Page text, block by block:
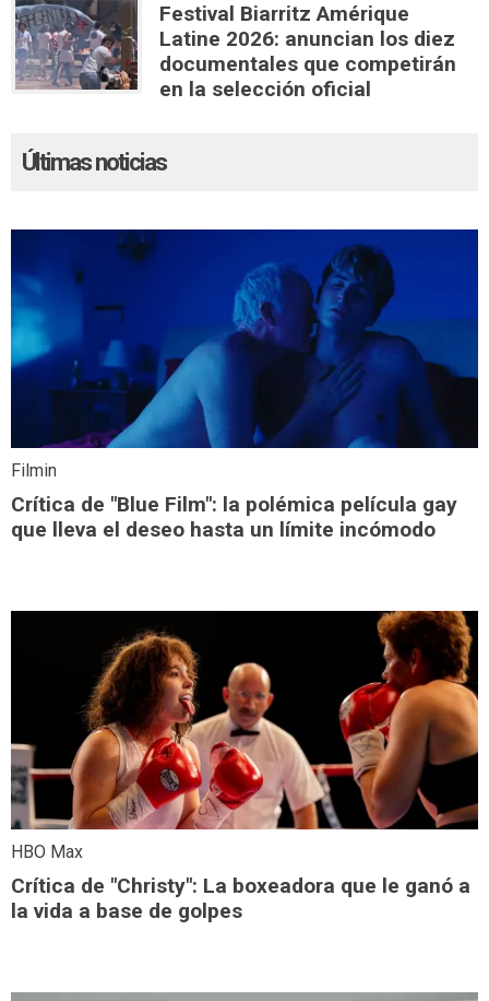
Festival Biarritz Amérique
Latine 2026: anuncian los diez
documentales que competirán
en la selección oficial
Últimas noticias
Filmin
Crítica de "Blue Film": la polémica película gay
que lleva el deseo hasta un límite incómodo
HBO Max
Crítica de "Christy": La boxeadora que le ganó a
la vida a base de golpes